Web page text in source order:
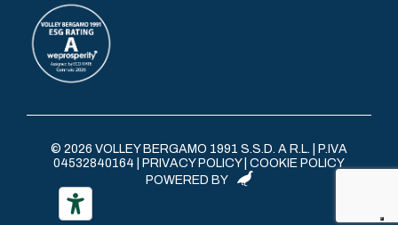
© 2026 VOLLEY BERGAMO 1991 S.S.D. A R.L. | P.IVA
04532840164 | PRIVACY POLICY| COOKIE POLICY
POWERED BY